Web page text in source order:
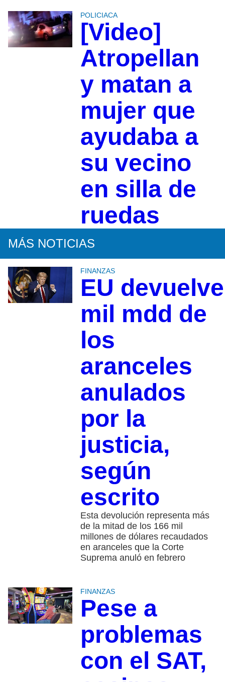
POLICIACA
[Video]
Atropellan
y matan a
mujer que
ayudaba a
su vecino
en silla de
ruedas
MÁS NOTICIAS
FINANZAS
EU
mil mdd de
los
aranceles
anulados
por la
justicia,
según
escrito
Esta devolución representa más
de la mitad de los 166 mil
millones de dólares recaudados
en aranceles que la Corte
Suprema anuló en febrero
FINANZAS
Pese a
problemas
con el SAT,